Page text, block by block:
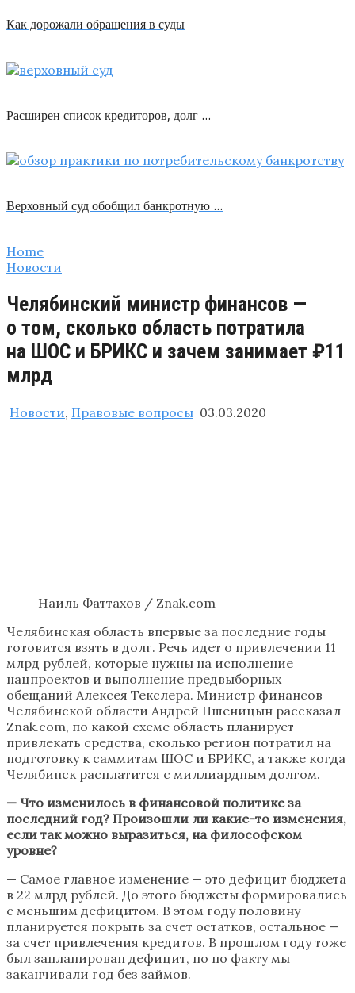
Как дорожали обращения в суды
Расширен список кредиторов, долг …
Верховный суд обобщил банкротную …
Home
Новости
Челябинский министр финансов —
о том, сколько область потратила
на ШОС и БРИКС и зачем занимает ₽11
млрд
Новости, Правовые вопросы 03.03.2020
Наиль Фаттахов / Znak.com
Челябинская область впервые за последние годы
готовится взять в долг. Речь идет о привлечении 11
млрд рублей, которые нужны на исполнение
нацпроектов и выполнение предвыборных
обещаний Алексея Текслера. Министр финансов
Челябинской области Андрей Пшеницын рассказал
Znak.com, по какой схеме область планирует
привлекать средства, сколько регион потратил на
подготовку к саммитам ШОС и БРИКС, а также когда
Челябинск расплатится с миллиардным долгом.
— Что изменилось в финансовой политике за
последний год? Произошли ли какие-то изменения,
если так можно выразиться, на философском
уровне?
— Самое главное изменение — это дефицит бюджета
в 22 млрд рублей. До этого бюджеты формировались
с меньшим дефицитом. В этом году половину
планируется покрыть за счет остатков, остальное —
за счет привлечения кредитов. В прошлом году тоже
был запланирован дефицит, но по факту мы
заканчивали год без займов.